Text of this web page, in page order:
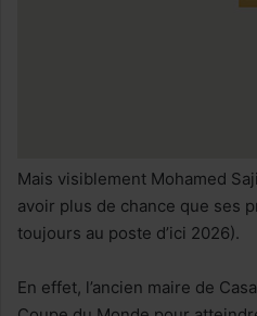
Mais visiblement Mohamed
avoir plus de chance que ses
toujours au poste d’ici 2026).
En effet, l’ancien maire de